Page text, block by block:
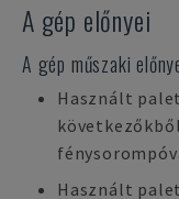
A gép előnyei
A gép műszaki
Használt
Használt